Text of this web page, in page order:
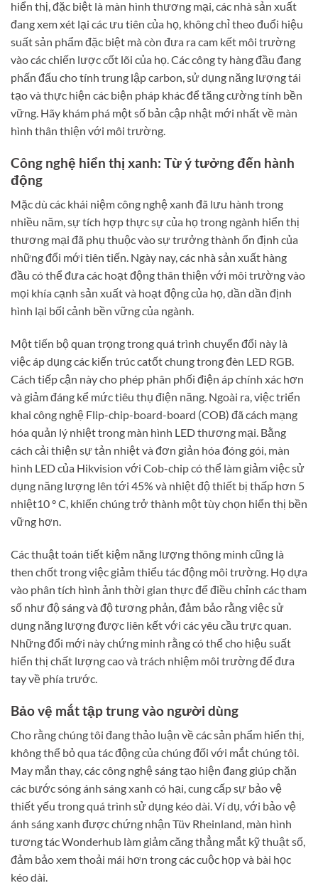
hiển thị, đặc biệt là màn hình thương mại, các nhà sản xuất
đang xem xét lại các ưu tiên của họ, không chỉ theo đuổi hiệu
suất sản phẩm đặc biệt mà còn đưa ra cam kết môi trường
vào các chiến lược cốt lõi của họ. Các công ty hàng đầu đang
phấn đấu cho tính trung lập carbon, sử dụng năng lượng tái
tạo và thực hiện các biện pháp khác để tăng cường tính bền
vững. Hãy khám phá một số bản cập nhật mới nhất về màn
hình thân thiện với môi trường.
Công nghệ hiển thị xanh: Từ ý tưởng đến hành
động
Mặc dù các khái niệm công nghệ xanh đã lưu hành trong
nhiều năm, sự tích hợp thực sự của họ trong ngành hiển thị
thương mại đã phụ thuộc vào sự trưởng thành ổn định của
những đổi mới tiên tiến. Ngày nay, các nhà sản xuất hàng
đầu có thể đưa các hoạt động thân thiện với môi trường vào
mọi khía cạnh sản xuất và hoạt động của họ, dần dần định
hình lại bối cảnh bền vững của ngành.
Một tiến bộ quan trọng trong quá trình chuyển đổi này là
việc áp dụng các kiến ​​trúc catốt chung trong đèn LED RGB.
Cách tiếp cận này cho phép phân phối điện áp chính xác hơn
và giảm đáng kể mức tiêu thụ điện năng. Ngoài ra, việc triển
khai công nghệ Flip-chip-board-board (COB) đã cách mạng
hóa quản lý nhiệt trong màn hình LED thương mại. Bằng
cách cải thiện sự tản nhiệt và đơn giản hóa đóng gói, màn
hình LED của Hikvision với Cob-chip có thể làm giảm việc sử
dụng năng lượng lên tới 45% và nhiệt độ thiết bị thấp hơn 5
nhiệt10 ° C, khiến chúng trở thành một tùy chọn hiển thị bền
vững hơn.
Các thuật toán tiết kiệm năng lượng thông minh cũng là
then chốt trong việc giảm thiểu tác động môi trường. Họ dựa
vào phân tích hình ảnh thời gian thực để điều chỉnh các tham
số như độ sáng và độ tương phản, đảm bảo rằng việc sử
dụng năng lượng được liên kết với các yêu cầu trực quan.
Những đổi mới này chứng minh rằng có thể cho hiệu suất
hiển thị chất lượng cao và trách nhiệm môi trường để đưa
tay về phía trước.
Bảo vệ mắt tập trung vào người dùng
Cho rằng chúng tôi đang thảo luận về các sản phẩm hiển thị,
không thể bỏ qua tác động của chúng đối với mắt chúng tôi.
May mắn thay, các công nghệ sáng tạo hiện đang giúp chặn
các bước sóng ánh sáng xanh có hại, cung cấp sự bảo vệ
thiết yếu trong quá trình sử dụng kéo dài. Ví dụ, với bảo vệ
ánh sáng xanh được chứng nhận Tüv Rheinland, màn hình
tương tác Wonderhub làm giảm căng thẳng mắt kỹ thuật số,
đảm bảo xem thoải mái hơn trong các cuộc họp và bài học
kéo dài.